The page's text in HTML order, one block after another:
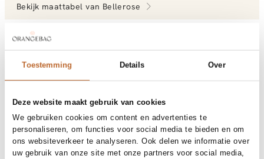
Toestemming Details Over
Deze website maakt gebruik van cookies
We gebruiken cookies om content en advertenties te
personaliseren, om functies voor social media te bieden en om
ons websiteverkeer te analyseren. Ook delen we informatie over
uw gebruik van onze site met onze partners voor social media,
Bekijk maattabel van Bellerose
Bekijk meer outfits van Dané
Vandaag besteld, dinsdag gratis in huis
30 dagen bedenktijd
Materiaal en verzorging